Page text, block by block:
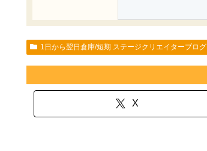
1日から翌日倉庫/短期 ステージクリエイターブログ
X